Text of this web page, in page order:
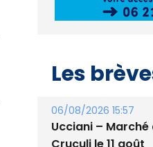
Les
06/08/2026 15:57
Ucciani –
Cruculi le 11 août